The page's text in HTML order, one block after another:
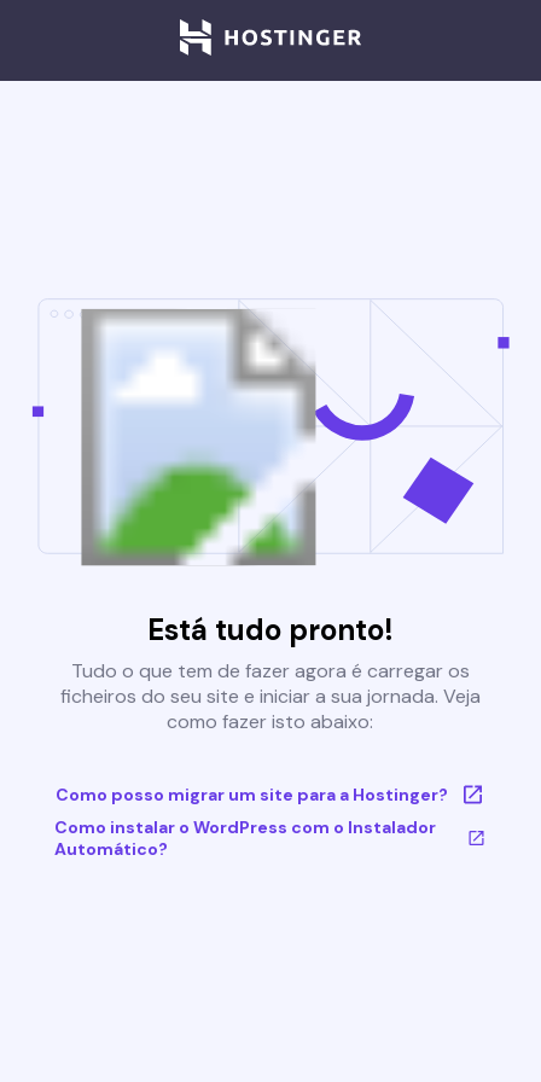
Está tudo pronto!
Tudo o que tem de fazer agora é carregar os
ficheiros do seu site e iniciar a sua jornada. Veja
como fazer isto abaixo:
Como posso migrar um site para a Hostinger?
Como instalar o WordPress com o Instalador
Automático?